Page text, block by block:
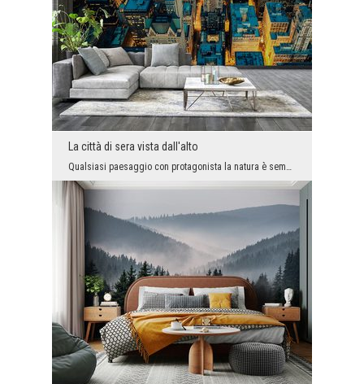
La città di sera vista dall'alto
Qualsiasi paesaggio con protagonista la natura è sempre una festa estetica per gli occhi. Ma ques...